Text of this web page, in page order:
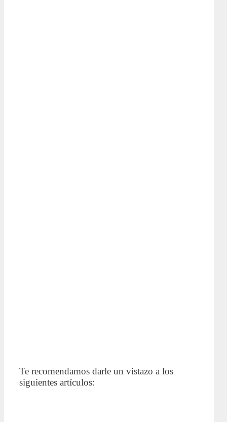
Te recomendamos darle un vistazo a los
siguientes artículos: